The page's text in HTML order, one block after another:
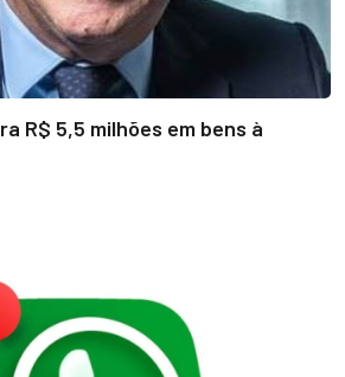
R$ 5,5 milhões em bens à